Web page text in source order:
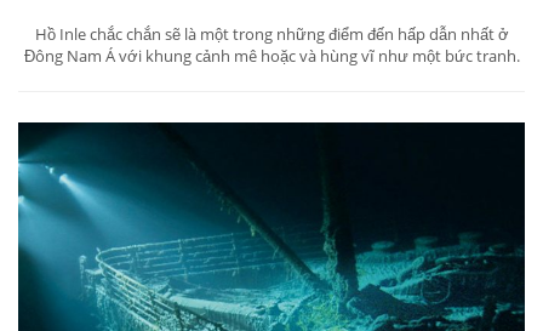
Hồ Inle chắc chắn sẽ là một trong những điểm đến hấp dẫn nhất ở
Đông Nam Á với khung cảnh mê hoặc và hùng vĩ như một bức tranh.